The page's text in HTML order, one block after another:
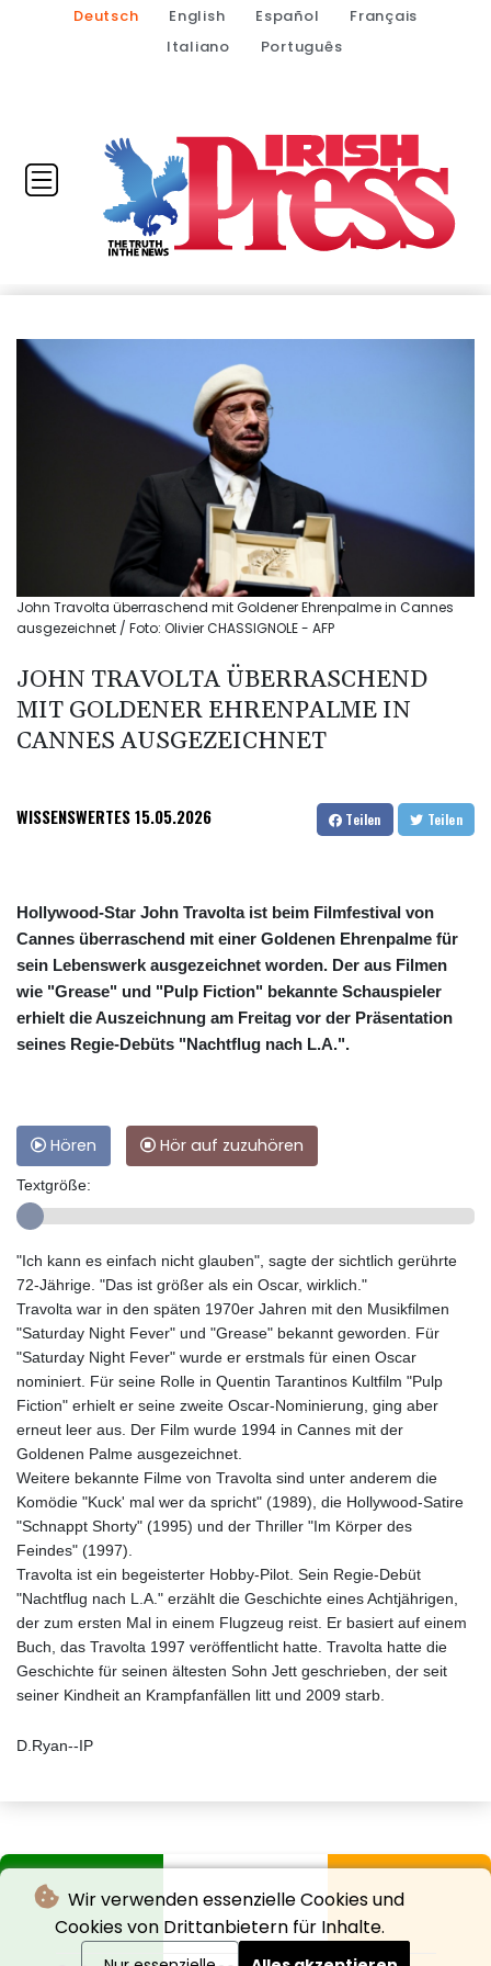
Wir verwenden essenzielle Cookies und
Cookies von Drittanbietern für Inhalte.
Deutsch English Español
Français
Italiano
Português
John Travolta überraschend mit Goldener Ehrenpalme in Cannes
ausgezeichnet / Foto: Olivier CHASSIGNOLE - AFP
JOHN TRAVOLTA ÜBERRASCHEND
MIT GOLDENER EHRENPALME IN
CANNES AUSGEZEICHNET
WISSENSWERTES15.05.2026 Teilen Teilen
Hollywood-Star John Travolta ist beim Filmfestival von
Cannes überraschend mit einer Goldenen Ehrenpalme für
sein Lebenswerk ausgezeichnet worden. Der aus Filmen
wie "Grease" und "Pulp Fiction" bekannte Schauspieler
erhielt die Auszeichnung am Freitag vor der Präsentation
seines Regie-Debüts "Nachtflug nach L.A.".
Hören Hör auf zuzuhören
Textgröße:
"Ich kann es einfach nicht glauben", sagte der sichtlich gerührte
72-Jährige. "Das ist größer als ein Oscar, wirklich."
Travolta war in den späten 1970er Jahren mit den Musikfilmen
"Saturday Night Fever" und "Grease" bekannt geworden. Für
"Saturday Night Fever" wurde er erstmals für einen Oscar
nominiert. Für seine Rolle in Quentin Tarantinos Kultfilm "Pulp
Fiction" erhielt er seine zweite Oscar-Nominierung, ging aber
erneut leer aus. Der Film wurde 1994 in Cannes mit der
Goldenen Palme ausgezeichnet.
Weitere bekannte Filme von Travolta sind unter anderem die
Komödie "Kuck' mal wer da spricht" (1989), die Hollywood-Satire
"Schnappt Shorty" (1995) und der Thriller "Im Körper des
Feindes" (1997).
Travolta ist ein begeisterter Hobby-Pilot. Sein Regie-Debüt
"Nachtflug nach L.A." erzählt die Geschichte eines Achtjährigen,
der zum ersten Mal in einem Flugzeug reist. Er basiert auf einem
Buch, das Travolta 1997 veröffentlicht hatte. Travolta hatte die
Geschichte für seinen ältesten Sohn Jett geschrieben, der seit
seiner Kindheit an Krampfanfällen litt und 2009 starb.
D.Ryan--IP